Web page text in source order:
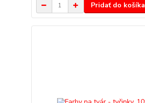
Pridať do košíka